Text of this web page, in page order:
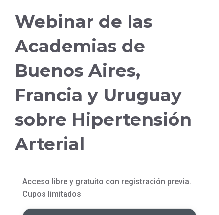
Webinar de las
Academias de
Buenos Aires,
Francia y Uruguay
sobre Hipertensión
Arterial
Acceso libre y gratuito con registración previa.
Cupos limitados